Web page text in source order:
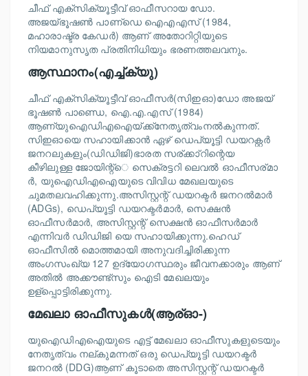
ചീഫ് എക്‌സിക്യൂട്ടീവ് ഓഫീസറായ ഡോ.
അജയ്ഭൂഷണ്‍ പാണ്‌ഡെ ഐഎഎസ് (1984,
മഹാരാഷ്ട്ര കേഡര്‍) ആണ് അതോറിറ്റിയുടെ
നിയമാനുസൃത പ്രതിനിധിയും ഭരണത്തലവനും.
ആസ്ഥാനം(എച്ച്ക്യു)
ചീഫ് എക്സിക്യൂട്ടീവ് ഓഫീസർ(സിഇഓ)ഡോ അജയ്
ഭൂഷൺ പാണ്ഡെ, ഐ.എ.എസ് (1984)
ആണ്യുഐഡിഎഐയ്ക്ക്നേതൃത്വംനൽകുന്നത്.
സിഇഓയെ സഹായിക്കാന്‍ ഏഴ് ഡെപ്യൂട്ടി ഡയറക്റ്റര്‍
ജനറലുകളും(ഡിഡിജി)ഭാരത സര്ക്കാ്റിന്റെയ
കീഴിലുള്ള ജോയിന്റ്െ സെക്രട്ടറി ലെവല്‍ ഓഫീസര്മാ
ര്‍, യുഐഡിഎഐയുടെ വിവിധ മേഖലയുടെ
ചുമതലവഹിക്കുന്നു.അസിസ്റ്റന്റ് ഡയറക്ടർ ജനറൽമാർ
(ADGs), ഡെപ്യൂട്ടി ഡയറക്ടർമാർ, സെക്ഷൻ
ഓഫീസർമാർ, അസിസ്റ്റന്റ് സെക്ഷൻ ഓഫീസർമാർ
എന്നിവര്‍ ഡിഡിജി യെ സഹായിക്കുന്നു.ഹെഡ്
ഓഫീസില്‍ മൊത്തമായി അനുവദിച്ചിരിക്കുന്ന
അംഗസംഖ്യ 127 ഉദ്യോഗസ്ഥരും ജീവനക്കാരും ആണ്
അതില്‍ അക്കൗണ്ട്സും ഐടി മേഖലയും
ഉള്പ്പൊട്ടിരിക്കുന്നു.
മേഖലാ ഓഫീസുകൾ(ആര്ഓ-)
യുഐഡിഎഐയുടെ എട്ട് മേഖലാ ഓഫീസുകളുടെയും
നേതൃത്വം നല്കുമന്നത് ഒരു ഡെപ്യൂട്ടി ഡയറക്ടർ
ജനറൽ (DDG)ആണ് കൂടാതെ അസിസ്റ്റന്റ് ഡയറക്ടർ